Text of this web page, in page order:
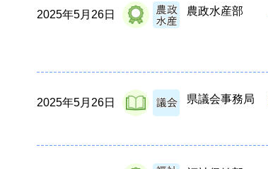
2025年5月26日 農政水産部
2025年5月26日 県議会事務局